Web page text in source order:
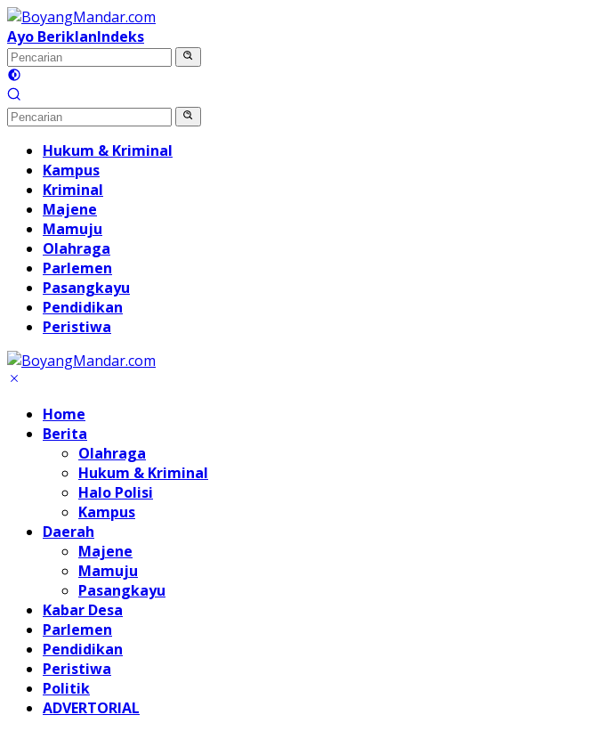
Langsung
ke
konten
Ayo BeriklanIndeks
Hukum & Kriminal
Kampus
Kriminal
Majene
Mamuju
Olahraga
Parlemen
Pasangkayu
Pendidikan
Peristiwa
Home
Berita
Olahraga
Hukum & Kriminal
Halo Polisi
Kampus
Daerah
Majene
Mamuju
Pasangkayu
Kabar Desa
Parlemen
Pendidikan
Peristiwa
Politik
ADVERTORIAL